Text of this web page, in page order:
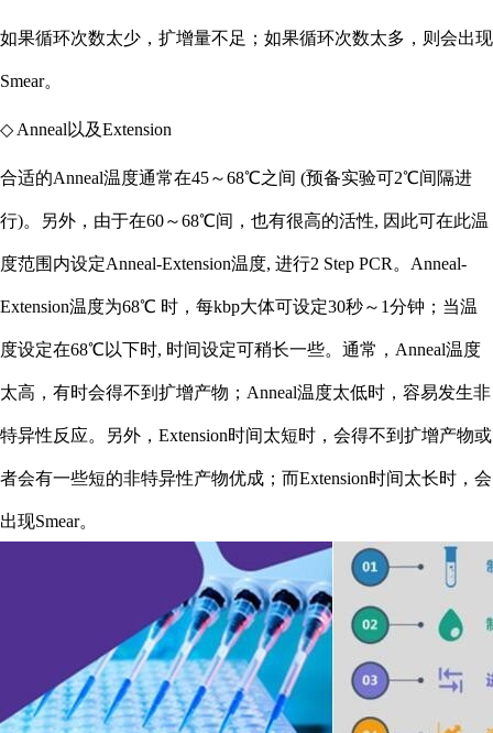
如果循环次数太少，扩增量不足；如果循环次数太多，则会出现
Smear。
◇ Anneal以及Extension
合适的Anneal温度通常在45～68℃之间 (预备实验可2℃间隔进
行)。另外，由于在60～68℃间，也有很高的活性, 因此可在此温
度范围内设定Anneal-Extension温度, 进行2 Step PCR。Anneal-
Extension温度为68℃ 时，每kbp大体可设定30秒～1分钟；当温
度设定在68℃以下时, 时间设定可稍长一些。通常，Anneal温度
太高，有时会得不到扩增产物；Anneal温度太低时，容易发生非
特异性反应。另外，Extension时间太短时，会得不到扩增产物或
者会有一些短的非特异性产物优成；而Extension时间太长时，会
出现Smear。